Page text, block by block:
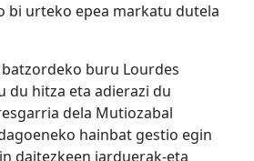
bi urteko epea markatu dutela
buru Lourdes
du hitza eta adierazi du
dela Mutiozabal
hainbat gestio egin
daitezkeen jarduerak-eta